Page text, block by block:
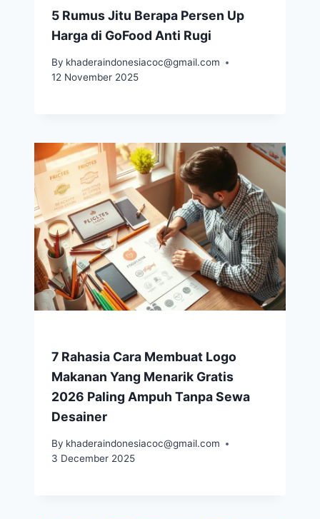
5 Rumus Jitu Berapa Persen Up
Harga di GoFood Anti Rugi
By khaderaindonesiacoc@gmail.com
12 November 2025
7 Rahasia Cara Membuat Logo
Makanan Yang Menarik Gratis
2026 Paling Ampuh Tanpa Sewa
Desainer
By khaderaindonesiacoc@gmail.com
3 December 2025